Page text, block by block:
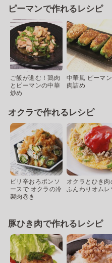
ピーマンで作れるレシピ
ご飯が進む！鶏肉
とピーマンの中華
炒め
中華風 ピーマ
肉詰め
オクラで作れるレシピ
ピリ辛おろポンソ
ースで オクラの冷
製肉巻き
オクラとひき肉
ふんわりオムレ
豚ひき肉で作れるレシピ